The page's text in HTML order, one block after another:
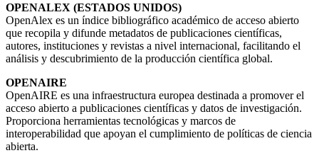
OPENALEX (ESTADOS UNIDOS)
OpenAlex es un índice bibliográfico académico de acceso abierto
que recopila y difunde metadatos de publicaciones científicas,
autores, instituciones y revistas a nivel internacional, facilitando el
análisis y descubrimiento de la producción científica global.
OPENAIRE
OpenAIRE es una infraestructura europea destinada a promover el
acceso abierto a publicaciones científicas y datos de investigación.
Proporciona herramientas tecnológicas y marcos de
interoperabilidad que apoyan el cumplimiento de políticas de ciencia
abierta.